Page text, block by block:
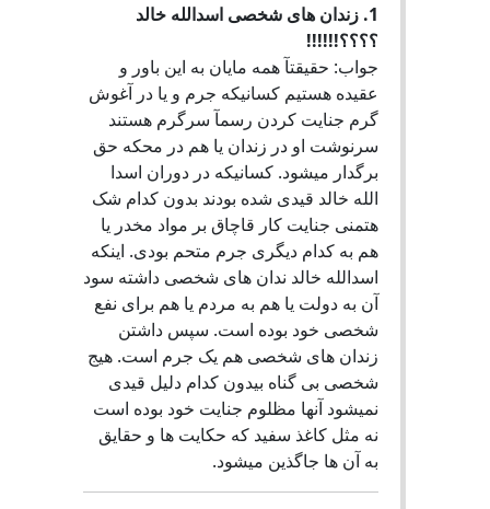
1. زندان های شخصی اسدالله خالد
؟؟؟؟!!!!!!
جواب: حقیقتآ همه مایان به این باور و
عقیده هستیم کسانیکه جرم و یا در آغوش
گرم جنایت کردن رسمآ سرگرم هستند
سرنوشت او در زندان یا هم در محکه حق
برگدار میشود. کسانیکه در دوران اسدا
الله خالد قیدی شده بودند بدون کدام شک
هتمنی جنایت کار قاچاق بر مواد مخدر یا
هم به کدام دیگری جرم متحم بودی. اینکه
اسدالله خالد ندان های شخصی داشته سود
آن به دولت یا هم به مردم یا هم برای نفع
شخصی خود بوده است. سپس داشتن
زندان های شخصی هم یک جرم است. هیج
شخصی بی گناه بیدون کدام دلیل قیدی
نمیشود آنها مظلوم جنایت خود بوده است
نه مثل کاغذ سفید که حکایت ها و حقایق
به آن ها جاگذین میشود.